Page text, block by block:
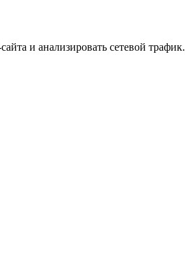
и анализировать сетевой трафик.